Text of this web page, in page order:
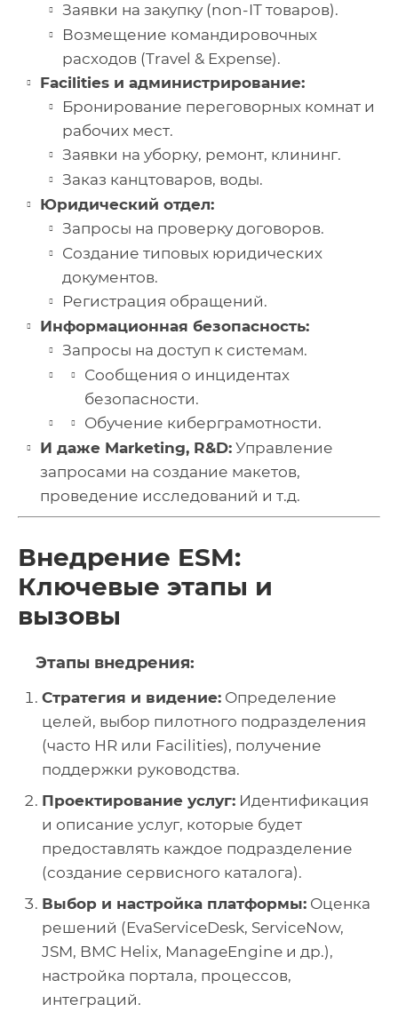
Заявки на закупку (non-IT товаров).
Возмещение командировочных
расходов (Travel & Expense).
Facilities и администрирование:
Бронирование переговорных комнат и
рабочих мест.
Заявки на уборку, ремонт, клининг.
Заказ канцтоваров, воды.
Юридический отдел:
Запросы на проверку договоров.
Создание типовых юридических
документов.
Регистрация обращений.
Информационная безопасность:
Запросы на доступ к системам.
Сообщения о инцидентах
безопасности.
Обучение киберграмотности.
И даже Marketing, R&D: Управление
запросами на создание макетов,
проведение исследований и т.д.
Внедрение ESM:
Ключевые этапы и
вызовы
Этапы внедрения:
Стратегия и видение: Определение
целей, выбор пилотного подразделения
(часто HR или Facilities), получение
поддержки руководства.
Проектирование услуг: Идентификация
и описание услуг, которые будет
предоставлять каждое подразделение
(создание сервисного каталога).
Выбор и настройка платформы: Оценка
решений (EvaServiceDesk, ServiceNow,
JSM, BMC Helix, ManageEngine и др.),
настройка портала, процессов,
интеграций.